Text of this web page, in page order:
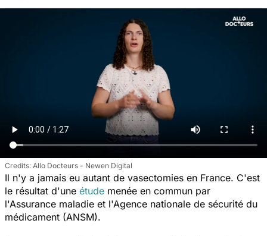
Allo Docteurs - Newen Digital
Il n'y a jamais eu autant de vasectomies en France. C'est
le résultat d'une étude menée en commun par
l'Assurance maladie et l'Agence nationale de sécurité du
médicament (ANSM).